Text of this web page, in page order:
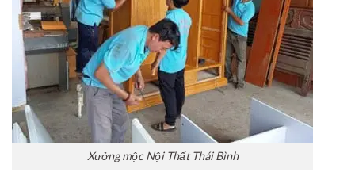
Xưởng mộc Nội Thất Thái Bình